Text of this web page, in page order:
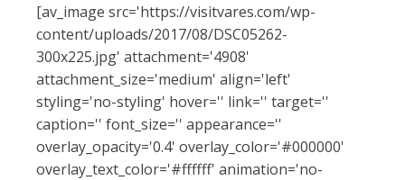
[av_image src='https://visitvares.com/wp-
content/uploads/2017/08/DSC05262-
300x225.jpg' attachment='4908'
attachment_size='medium' align='left'
styling='no-styling' hover='' link='' target=''
caption='' font_size='' appearance=''
overlay_opacity='0.4' overlay_color='#000000'
overlay_text_color='#ffffff' animation='no-